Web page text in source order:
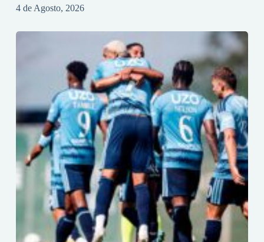
4 de Agosto, 2026